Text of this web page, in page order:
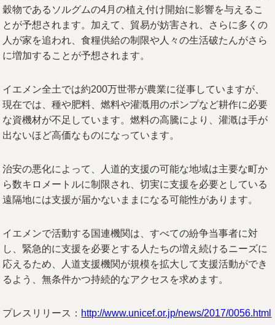
穀物であるソルグムの4月の植え付け開始に影響を与えるこ
とが予想されます。加えて、貿易が妨害され、さらに多くの
人が家を追われ、食糧供給の制限や人々の生活破たんがさら
に増加することが予想されます。
イエメン全土では約200万世帯が農業に従事していますが、
現在では、種や肥料、燃料や灌漑用のポンプなど耕作に必要
な資機材が不足しています。燃料の高騰により、灌漑は手が
出ないほど高価なものになっています。
治安の悪化によって、人道的支援の可能な地域は主要な町か
ら数キロメートルに制限され、切実に支援を必要としている
遠隔地には支援が届かないままになる可能性があります。
イエメンで活動する国連機関は、すべての紛争当事者に対
し、緊急的に支援を必要とする人たちの増え続けるニーズに
応えるため、人道支援機関が規模を拡大して支援活動ができ
るよう、無条件かつ持続的なアクセスを求めます。
プレスリリース： http://www.unicef.or.jp/news/2017/0056.html